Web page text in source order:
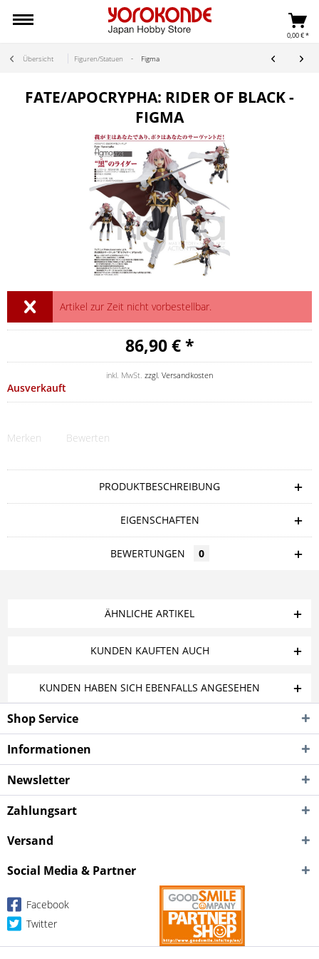
0,00 € *
Übersicht Figuren/Statuen Figma
FATE/APOCRYPHA: RIDER OF BLACK -
FIGMA
Artikel zur Zeit nicht vorbestellbar.
86,90 € *
inkl. MwSt. zzgl. Versandkosten
Ausverkauft
Merken Bewerten
PRODUKTBESCHREIBUNG
EIGENSCHAFTEN
BEWERTUNGEN 0
ÄHNLICHE ARTIKEL
KUNDEN KAUFTEN AUCH
KUNDEN HABEN SICH EBENFALLS ANGESEHEN
Shop Service
Informationen
Newsletter
Zahlungsart
Versand
Social Media & Partner
Facebook
Twitter